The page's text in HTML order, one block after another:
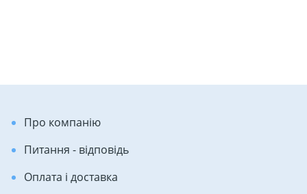
Про компанію
Питання - відповідь
Оплата і доставка